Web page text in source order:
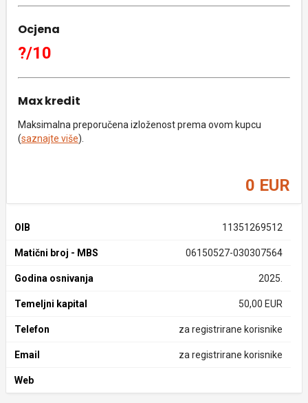
Ocjena
?/10
Max kredit
Maksimalna preporučena izloženost prema ovom kupcu
(saznajte više).
0 EUR
OIB 11351269512
Matični broj - MBS 06150527-030307564
Godina osnivanja 2025.
Temeljni kapital 50,00 EUR
Telefon za registrirane korisnike
Email za registrirane korisnike
Web